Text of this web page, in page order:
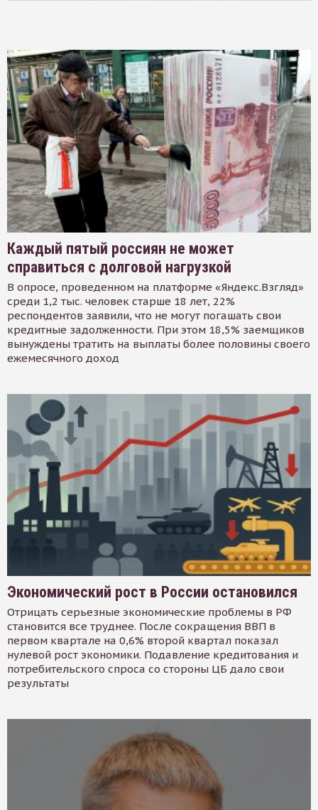
Каждый пятый россиян не может
справиться с долговой нагрузкой
В опросе, проведенном на платформе «Яндекс.Взгляд»
среди 1,2 тыс. человек старше 18 лет, 22%
респондентов заявили, что не могут погашать свои
кредитные задолженности. При этом 18,5% заемщиков
вынуждены тратить на выплаты более половины своего
ежемесячного доход
Экономический рост в России остановился
Отрицать серьезные экономические проблемы в РФ
становится все труднее. После сокращения ВВП в
первом квартале на 0,6% второй квартал показал
нулевой рост экономики. Подавление кредитования и
потребительского спроса со стороны ЦБ дало свои
результаты